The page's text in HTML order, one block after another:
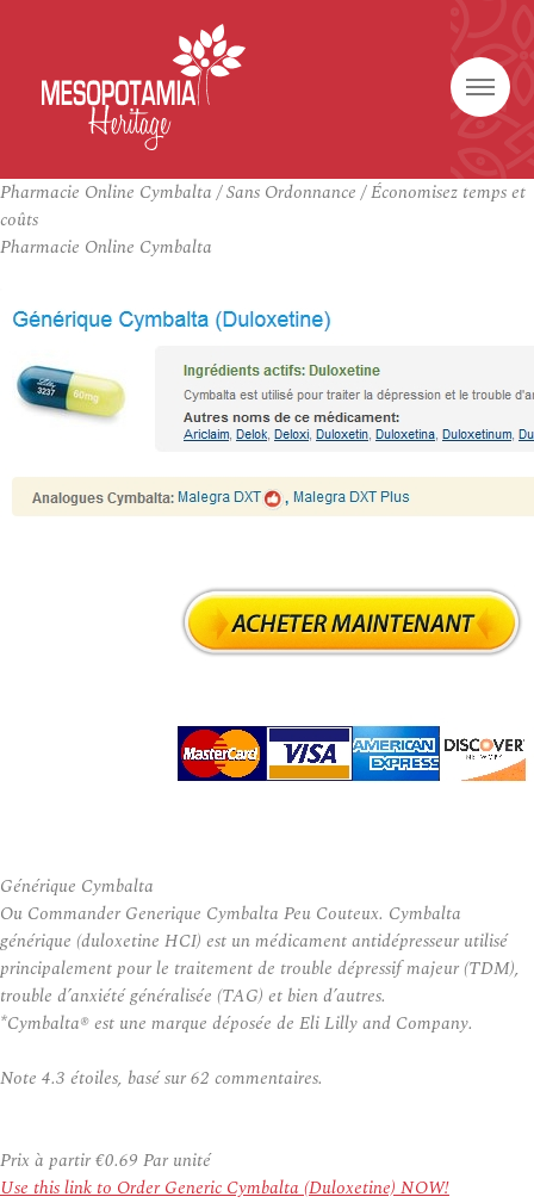
Pharmacie Online Cymbalta / Sans Ordonnance / Économisez temps et
coûts
Pharmacie Online Cymbalta
Générique Cymbalta
Ou Commander Generique Cymbalta Peu Couteux. Cymbalta
générique (duloxetine HCI) est un médicament antidépresseur utilisé
principalement pour le traitement de trouble dépressif majeur (TDM),
trouble d’anxiété généralisée (TAG) et bien d’autres.
*Cymbalta® est une marque déposée de Eli Lilly and Company.
Note 4.3 étoiles, basé sur62 commentaires.
Prix à partir€0.69 Par unité
Use this link to Order Generic Cymbalta (Duloxetine) NOW!